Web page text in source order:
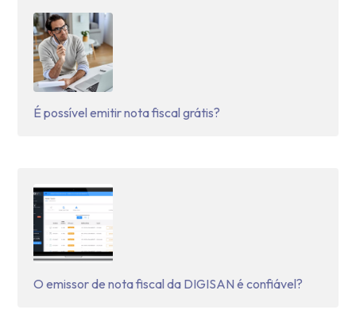
É possível emitir nota fiscal grátis?
O emissor de nota fiscal da DIGISAN é confiável?